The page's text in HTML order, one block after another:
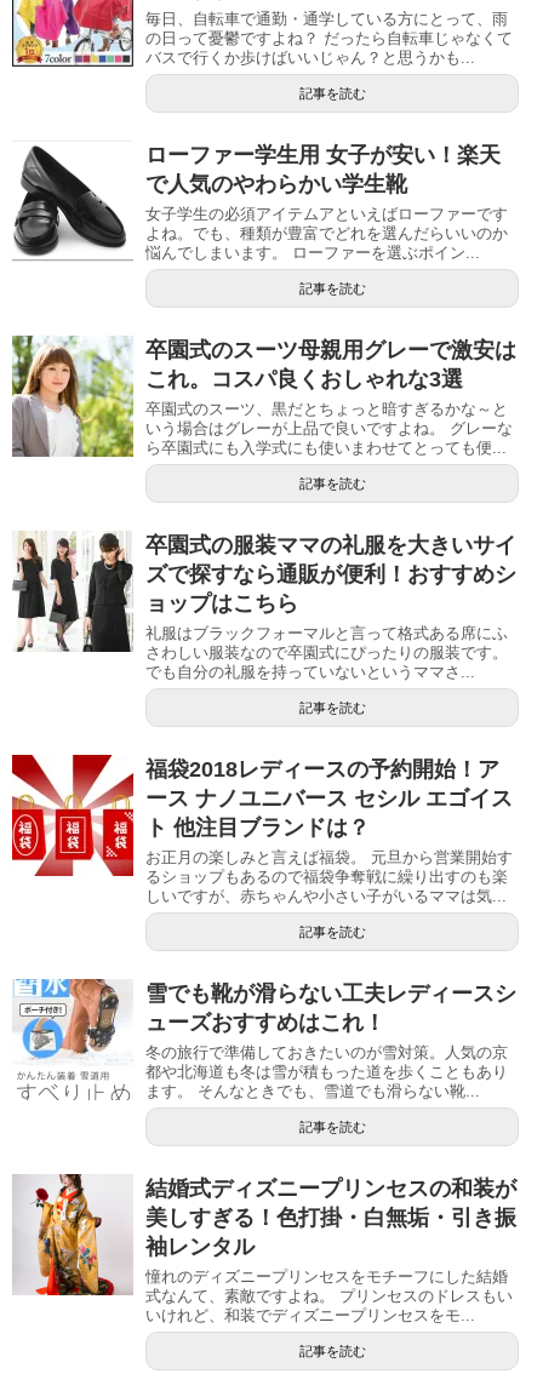
毎日、自転車で通勤・通学している方にとって、雨
の日って憂鬱ですよね？ だったら自転車じゃなくて
バスで行くか歩けばいいじゃん？と思うかも...
記事を読む
ローファー学生用 女子が安い！楽天
で人気のやわらかい学生靴
女子学生の必須アイテムアといえばローファーです
よね。でも、種類が豊富でどれを選んだらいいのか
悩んでしまいます。 ローファーを選ぶポイン...
記事を読む
卒園式のスーツ母親用グレーで激安は
これ。コスパ良くおしゃれな3選
卒園式のスーツ、黒だとちょっと暗すぎるかな～と
いう場合はグレーが上品で良いですよね。 グレーな
ら卒園式にも入学式にも使いまわせてとっても便...
記事を読む
卒園式の服装ママの礼服を大きいサイ
ズで探すなら通販が便利！おすすめシ
ョップはこちら
礼服はブラックフォーマルと言って格式ある席にふ
さわしい服装なので卒園式にぴったりの服装です。
でも自分の礼服を持っていないというママさ...
記事を読む
福袋2018レディースの予約開始！ア
ース ナノユニバース セシル エゴイス
ト 他注目ブランドは？
お正月の楽しみと言えば福袋。 元旦から営業開始す
るショップもあるので福袋争奪戦に繰り出すのも楽
しいですが、赤ちゃんや小さい子がいるママは気...
記事を読む
雪でも靴が滑らない工夫レディースシ
ューズおすすめはこれ！
冬の旅行で準備しておきたいのが雪対策。人気の京
都や北海道も冬は雪が積もった道を歩くこともあり
ます。 そんなときでも、雪道でも滑らない靴...
記事を読む
結婚式ディズニープリンセスの和装が
美しすぎる！色打掛・白無垢・引き振
袖レンタル
憧れのディズニープリンセスをモチーフにした結婚
式なんて、素敵ですよね。 プリンセスのドレスもい
いけれど、和装でディズニープリンセスをモ...
記事を読む